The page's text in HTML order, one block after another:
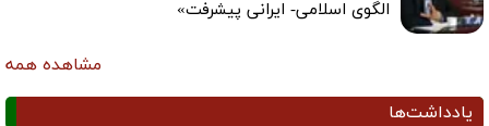
الگوی اسلامی- ایرانی پیشرفت»
مشاهده همه
یادداشت‌ها